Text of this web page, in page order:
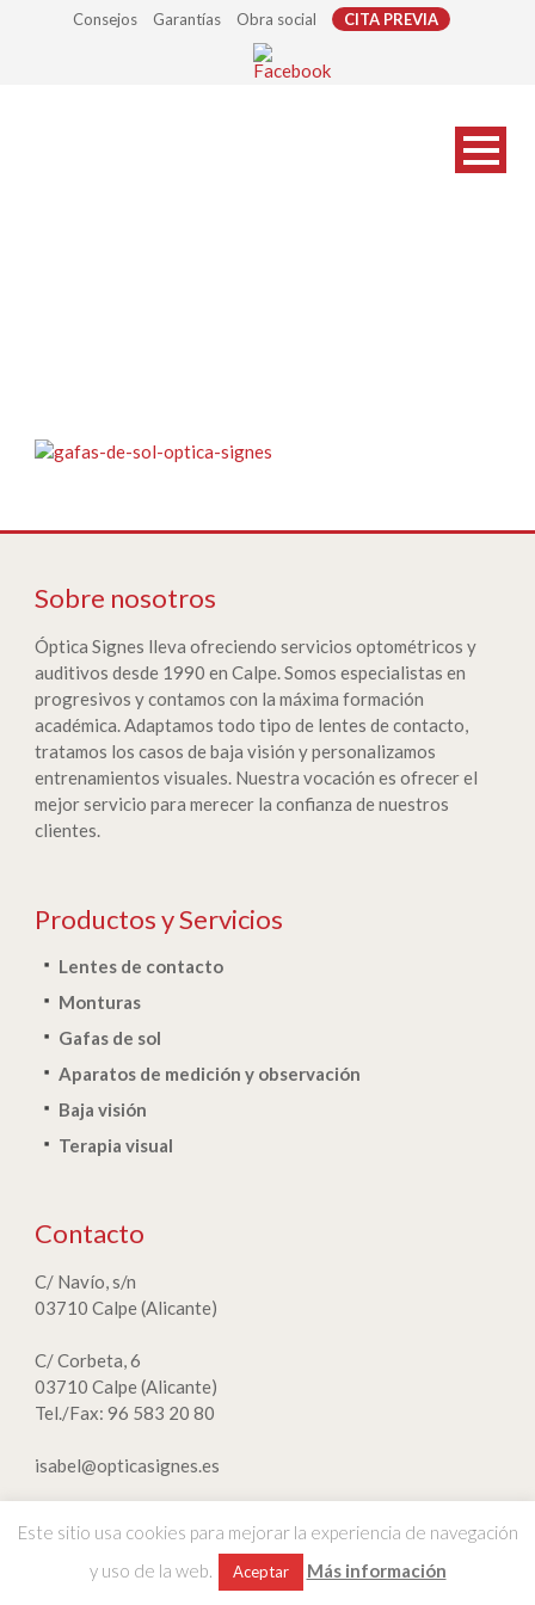
Consejos Garantías Obra social CITA PREVIA
Sobre nosotros
Óptica Signes lleva ofreciendo servicios optométricos y
auditivos desde 1990 en Calpe. Somos especialistas en
progresivos y contamos con la máxima formación
académica. Adaptamos todo tipo de lentes de contacto,
tratamos los casos de baja visión y personalizamos
entrenamientos visuales. Nuestra vocación es ofrecer el
mejor servicio para merecer la confianza de nuestros
clientes.
Productos y Servicios
Lentes de contacto
Monturas
Gafas de sol
Aparatos de medición y observación
Baja visión
Terapia visual
Contacto
C/ Navío, s/n
03710 Calpe (Alicante)
C/ Corbeta, 6
03710 Calpe (Alicante)
Tel./Fax: 96 583 20 80
isabel@opticasignes.es
Nota legal |Política de privacidad|Normativa de cookies
Este sitio usa cookies para mejorar la experiencia de navegación
y uso de la web.
Aceptar Más información